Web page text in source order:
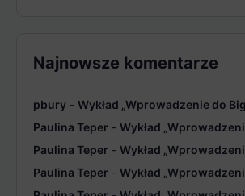
Najnowsze komentarze
pbury - Wykład „Wprowadzenie do
Paulina Teper - Wykład
Paulina Teper - Wykład
Paulina Teper - Wykład